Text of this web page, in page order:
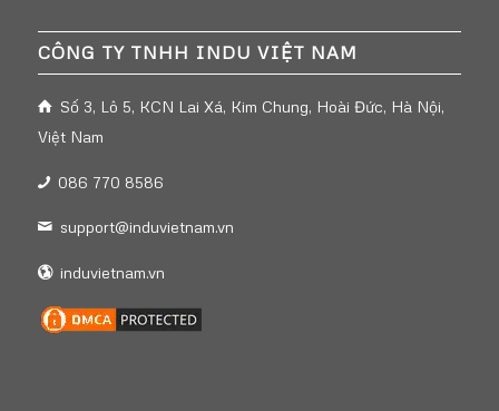
CÔNG TY TNHH INDU VIỆT NAM
Số 3, Lô 5, KCN Lai Xá, Kim Chung, Hoài Đức, Hà Nội,
Việt Nam
086 770 8586
support@induvietnam.vn
induvietnam.vn